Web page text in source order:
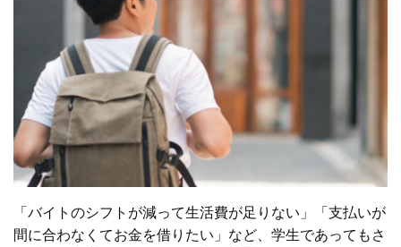
「バイトのシフトが減って生活費が足りない」「支払いが
間に合わなくてお金を借りたい」など、学生であってもさ